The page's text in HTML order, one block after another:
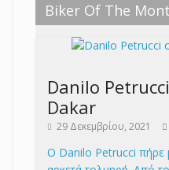
Biker Of The
Danilo
Dakar
29 Δεκεμβρίου, 2021
Ο Danilo Petrucci πήρε